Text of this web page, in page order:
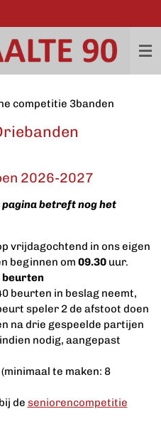
ook lid
competitie 3banden
2026-2027
pagina betreft nog het
vrijdagochtend in ons eigen
beginnen om 09.30uur.
beurten
beurten in beslag neemt,
speler 2 de afstoot doen
na drie gespeelde partijen
nodig, aangepast
te maken: 8
de seniorencompetitie